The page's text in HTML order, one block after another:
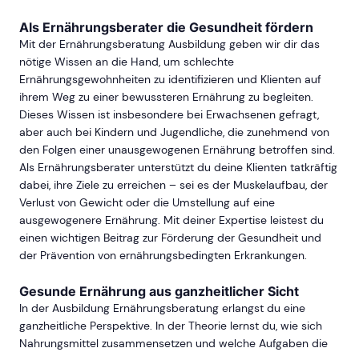
Als Ernährungsberater die Gesundheit fördern
Mit der Ernährungsberatung Ausbildung geben wir dir das
nötige Wissen an die Hand, um schlechte
Ernährungsgewohnheiten zu identifizieren und Klienten auf
ihrem Weg zu einer bewussteren Ernährung zu begleiten.
Dieses Wissen ist insbesondere bei Erwachsenen gefragt,
aber auch bei Kindern und Jugendliche, die zunehmend von
den Folgen einer unausgewogenen Ernährung betroffen sind.
Als Ernährungsberater unterstützt du deine Klienten tatkräftig
dabei, ihre Ziele zu erreichen – sei es der Muskelaufbau, der
Verlust von Gewicht oder die Umstellung auf eine
ausgewogenere Ernährung. Mit deiner Expertise leistest du
einen wichtigen Beitrag zur Förderung der Gesundheit und
der Prävention von ernährungsbedingten Erkrankungen.
Gesunde Ernährung aus ganzheitlicher Sicht
In der Ausbildung Ernährungsberatung erlangst du eine
ganzheitliche Perspektive. In der Theorie lernst du, wie sich
Nahrungsmittel zusammensetzen und welche Aufgaben die